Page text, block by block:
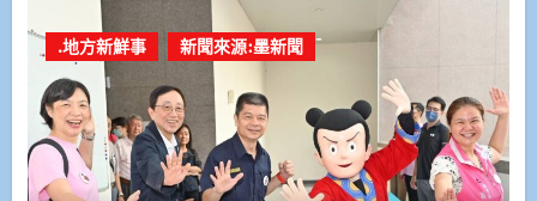
.地方新鮮事 新聞來源:墨新聞